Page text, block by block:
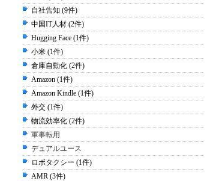
自社告知 (9件)
中国IT人材 (2件)
Hugging Face (1件)
小米 (1件)
倉庫自動化 (2件)
Amazon (1件)
Amazon Kindle (1件)
外交 (1件)
物流効率化 (2件)
軍事転用
デュアルユース
ロボタクシー (1件)
AMR (3件)